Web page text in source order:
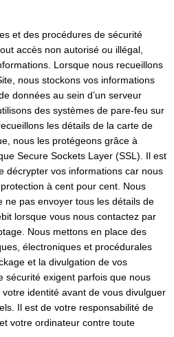
et des procédures de sécurité
accès non autorisé ou illégal,
Lorsque nous recueillons
nous stockons vos informations
données au sein d’un serveur
des systèmes de pare-feu sur
les détails de la carte de
nous les protégeons grâce à
Secure Sockets Layer (SSL). Il est
décrypter vos informations car nous
à cent pour cent. Nous
ne pas envoyer tous les détails de
lorsque vous nous contactez par
Nous mettons en place des
électroniques et procédurales
et la divulgation de vos
sécurité exigent parfois que nous
identité avant de vous divulguer
Il est de votre responsabilité de
votre ordinateur contre toute